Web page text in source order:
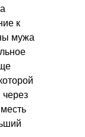
к
мужа
через